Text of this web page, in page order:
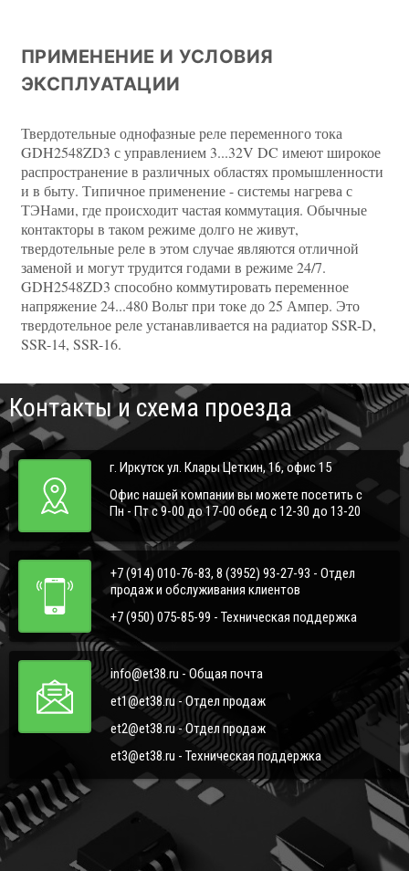
ПРИМЕНЕНИЕ И УСЛОВИЯ
ЭКСПЛУАТАЦИИ
Твердотельные однофазные реле переменного тока
GDH2548ZD3 с управлением 3...32V DC имеют широкое
распространение в различных областях промышленности
и в быту. Типичное применение - системы нагрева с
ТЭНами, где происходит частая коммутация. Обычные
контакторы в таком режиме долго не живут,
твердотельные реле в этом случае являются отличной
заменой и могут трудится годами в режиме 24/7.
GDH2548ZD3 способно коммутировать переменное
напряжение 24...480 Вольт при токе до 25 Ампер. Это
твердотельное реле устанавливается на радиатор SSR-D,
SSR-14, SSR-16.
Контакты и схема проезда
г. Иркутск ул. Клары Цеткин, 16, офис 15
Офис нашей компании вы можете посетить с
Пн - Пт с 9-00 до 17-00 обед с 12-30 до 13-20
+7 (914) 010-76-83, 8 (3952) 93-27-93 - Отдел
продаж и обслуживания клиентов
+7 (950) 075-85-99 - Техническая поддержка
info@et38.ru - Общая почта
et1@et38.ru - Отдел продаж
et2@et38.ru - Отдел продаж
et3@et38.ru - Техническая поддержка